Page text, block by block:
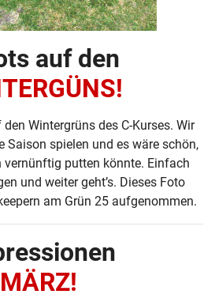
auf den
Wintergrüns des C-Kurses. Wir
Saison spielen und es wäre schön,
putten könnte. Einfach
und weiter geht’s. Dieses Foto
am Grün 25 aufgenommen.
MÄRZ!